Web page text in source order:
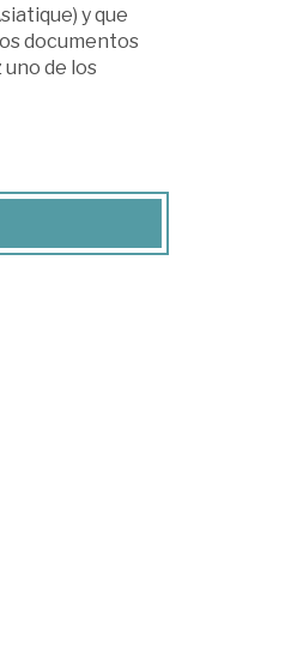
y que
documentos
de los